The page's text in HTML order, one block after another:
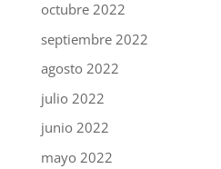
octubre 2022
septiembre 2022
agosto 2022
julio 2022
junio 2022
mayo 2022